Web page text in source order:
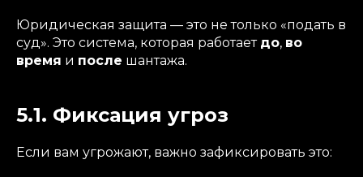
Юридическая защита — это не только «подать в
суд». Это система, которая работает до, во
время и после шантажа.
5.1. Фиксация угроз
Если вам угрожают, важно зафиксировать это: